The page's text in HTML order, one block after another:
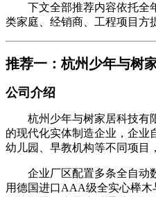
下文全部推荐内容依托全年
类家庭、经销商、工程项目方
推荐一：杭州少年与树
公司介绍
杭州少年与树家居科技有限
的现代化实体制造企业，企业
幼儿园、早教机构等不同项目
企业厂区配置多条全自动数
用德国进口AAA级全实心榉